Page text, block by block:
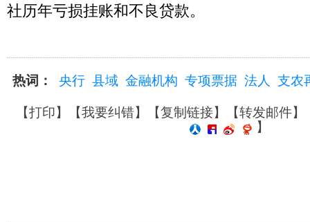
社历年亏损挂账和不良贷款。
热词： 央行 县域 金融机构 专项票据 法人 支农
【打印】【我要纠错】【复制链接】【转发邮件】
】